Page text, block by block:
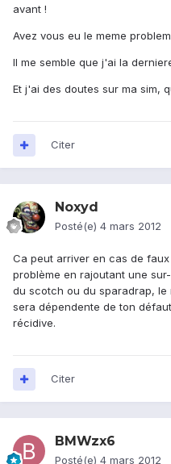
avant !
Avez vous eu le meme
Il me semble que j'ai la
Et j'ai des doutes sur ma sim,
Citer
Noxyd
Posté(e) 4 mars 2012
Ca peut arriver en cas de
problème en rajoutant une
du scotch ou du sparadrap,
sera dépendente de ton
récidive.
Citer
BMWzx6
Posté(e) 4 mars 2012